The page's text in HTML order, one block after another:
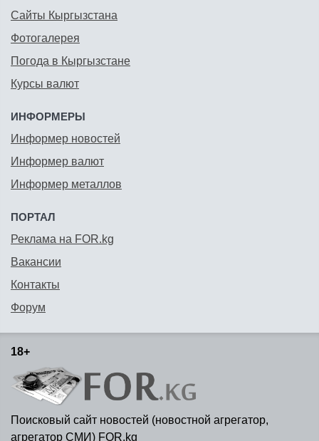
Сайты Кыргызстана
Фотогалерея
Погода в Кыргызстане
Курсы валют
ИНФОРМЕРЫ
Информер новостей
Информер валют
Информер металлов
ПОРТАЛ
Реклама на FOR.kg
Вакансии
Контакты
Форум
18+
Поисковый сайт новостей (новостной агрегатор,
агрегатор СМИ) FOR.kg